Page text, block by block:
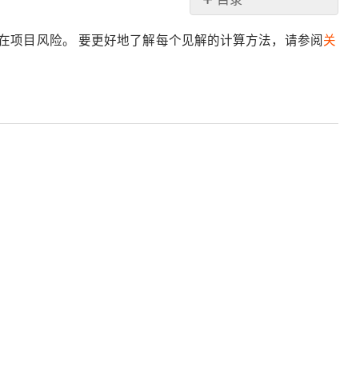
答
目风险。 要更好地了解每个见解的计算方法，请参阅 关